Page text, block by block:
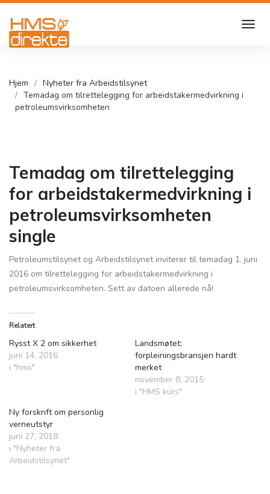
Hjem
Nyheter fra Arbeidstilsynet
Temadag om tilrettelegging for arbeidstakermedvirkning i
petroleumsvirksomheten
Temadag om tilrettelegging
for arbeidstakermedvirkning i
petroleumsvirksomheten
single
Petroleumstilsynet og Arbeidstilsynet inviterer til temadag 1. juni
2016 om tilrettelegging for arbeidstakermedvirkning i
petroleumsvirksomheten. Sett av datoen allerede nå!
Relatert
Rysst X 2 om sikkerhet
juni 14, 2016
i "hms"
Landsmøtet:
forpleiningsbransjen hardt
merket
november 8, 2015
i "HMS kurs"
Ny forskrift om personlig
verneutstyr
juni 27, 2018
i "Nyheter fra
Arbeidstilsynet"